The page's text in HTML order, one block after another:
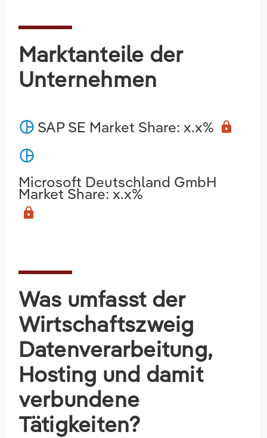
Marktanteile der
Unternehmen
pie_chart SAP SE Market Share: x.x% lock
pie_chart
Microsoft Deutschland GmbH
Market Share: x.x%
lock
Was umfasst der
Wirtschaftszweig
Datenverarbeitung,
Hosting und damit
verbundene
Tätigkeiten?